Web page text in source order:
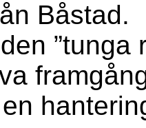
Båstad.
”tunga